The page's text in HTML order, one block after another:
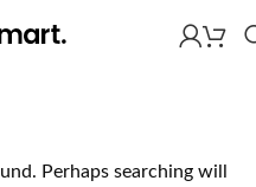
Perhaps searching will